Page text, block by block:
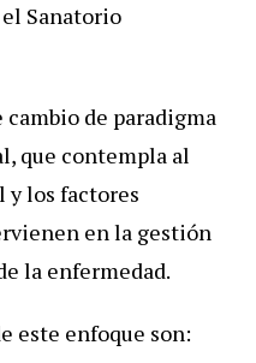
Sanatorio
de paradigma
que contempla al
y los factores
en la gestión
la enfermedad.
este enfoque son: